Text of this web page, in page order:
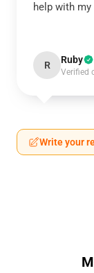
help with
R Ruby
Verified
Write your